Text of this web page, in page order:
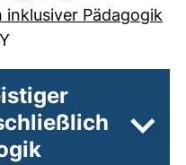
Pädagogik